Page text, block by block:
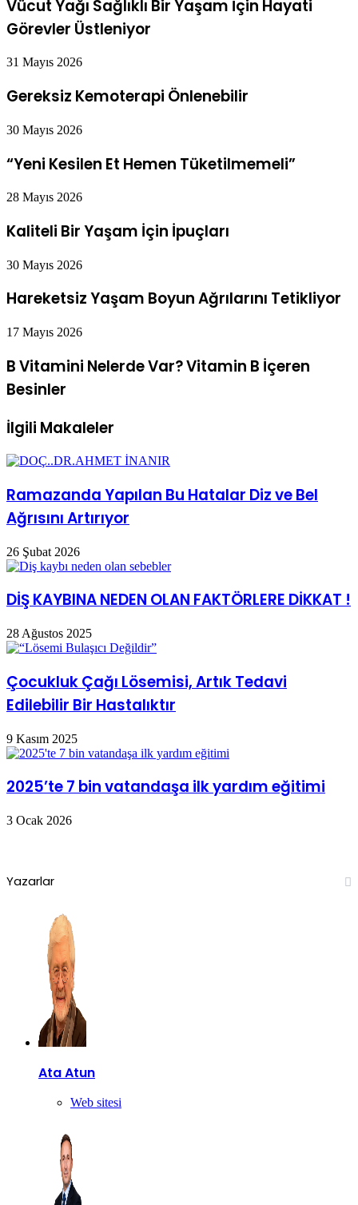
Vücut Yağı Sağlıklı Bir Yaşam İçin Hayati
Görevler Üstleniyor
31 Mayıs 2026
Gereksiz Kemoterapi Önlenebilir
30 Mayıs 2026
“Yeni Kesilen Et Hemen Tüketilmemeli”
28 Mayıs 2026
Kaliteli Bir Yaşam İçin İpuçları
30 Mayıs 2026
Hareketsiz Yaşam Boyun Ağrılarını Tetikliyor
17 Mayıs 2026
B Vitamini Nelerde Var? Vitamin B İçeren
Besinler
İlgili Makaleler
Ramazanda Yapılan Bu Hatalar Diz ve Bel
Ağrısını Artırıyor
26 Şubat 2026
DİŞ KAYBINA NEDEN OLAN FAKTÖRLERE DİKKAT !
28 Ağustos 2025
Çocukluk Çağı Lösemisi, Artık Tedavi
Edilebilir Bir Hastalıktır
9 Kasım 2025
2025’te 7 bin vatandaşa ilk yardım eğitimi
3 Ocak 2026
Yazarlar
Ata Atun
Web sitesi